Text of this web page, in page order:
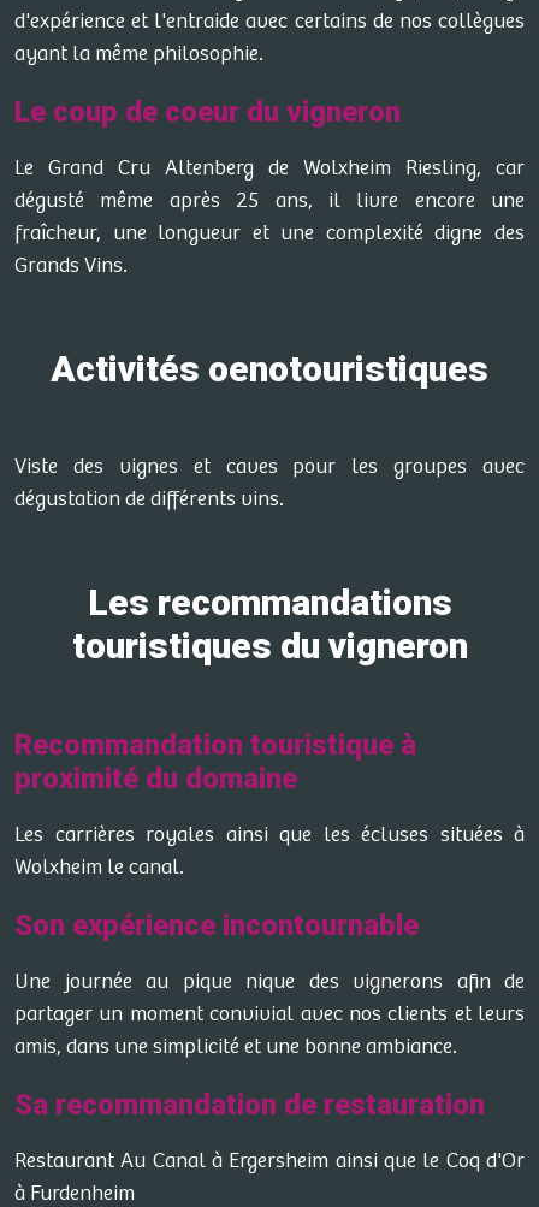
d'expérience et l'entraide avec certains de nos collègues
ayant la même philosophie.
Le coup de coeur du vigneron
Le Grand Cru Altenberg de Wolxheim Riesling, car
dégusté même après 25 ans, il livre encore une
fraîcheur, une longueur et une complexité digne des
Grands Vins.
Activités oenotouristiques
Viste des vignes et caves pour les groupes avec
dégustation de différents vins.
Les recommandations
touristiques du vigneron
Recommandation touristique à
proximité du domaine
Les carrières royales ainsi que les écluses situées à
Wolxheim le canal.
Son expérience incontournable
Une journée au pique nique des vignerons afin de
partager un moment convivial avec nos clients et leurs
amis, dans une simplicité et une bonne ambiance.
Sa recommandation de restauration
Restaurant Au Canal à Ergersheim ainsi que le Coq d'Or
à Furdenheim